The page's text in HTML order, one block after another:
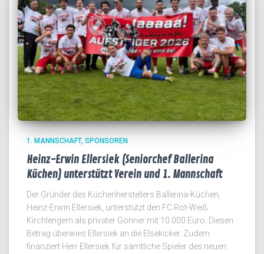
1. MANNSCHAFT SPONSOREN
Heinz-Erwin Ellersiek (Seniorchef Ballerina
Küchen) unterstützt Verein und 1. Mannschaft
Der Gründer des Küchenherstellers Ballerina-Küchen,
Heinz-Erwin Ellersiek, unterstützt den FC Rot-Weiß
Kirchlengern als privater Gönner mit 10.000 Euro. Diesen
Betrag überwies Ellersiek an die Elsekicker. Zudem
finanziert Herr Ellersiek für sämtliche Spieler des neuen